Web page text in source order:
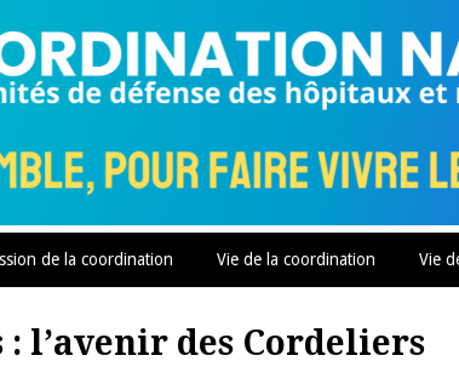
de la coordination Vie de la coordination Vie
l’avenir des Cordeliers